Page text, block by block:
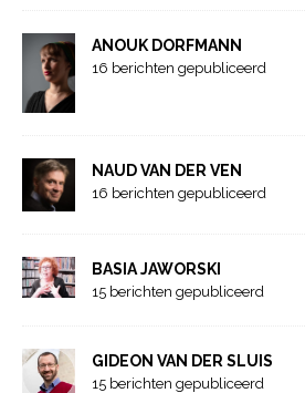
ANOUK DORFMANN
16 berichten gepubliceerd
NAUD VAN DER VEN
16 berichten gepubliceerd
BASIA JAWORSKI
15 berichten gepubliceerd
GIDEON VAN DER SLUIS
15 berichten gepubliceerd